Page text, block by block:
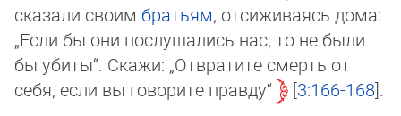
сказали своим братьям, отсижи­ваясь дома:
„Если бы они послушались нас, то не были
бы убиты“. Скажи: „От­вра­ти­те смерть от
себя, если вы говорите правду“
3:166-168 .